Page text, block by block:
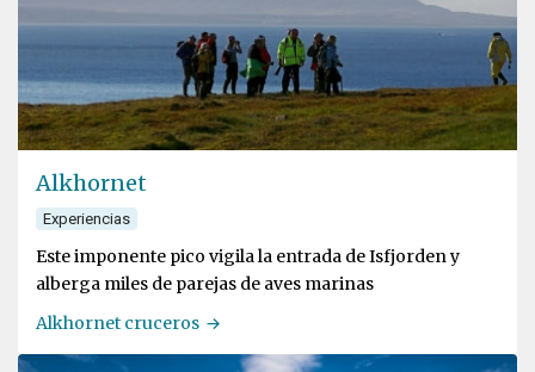
Alkhornet
Experiencias
Este imponente pico vigila la entrada de Isfjorden y
alberga miles de parejas de aves marinas
Alkhornet cruceros